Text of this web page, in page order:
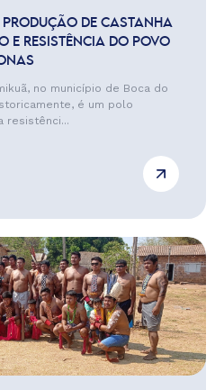
PRODUÇÃO DE CASTANHA
E RESISTÊNCIA DO POVO
no município de Boca do
é um polo
resistênci...